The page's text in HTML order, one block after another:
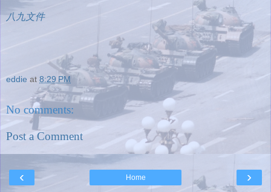
八九文件
eddie at 8:29 PM
No comments:
Post a Comment
‹ ›
Home